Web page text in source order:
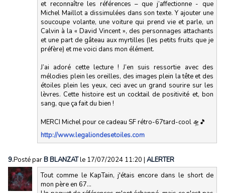
et reconnaître les références – que j’affectionne - que
Michel Maillot a dissimulées dans son texte. Y ajouter une
soucoupe volante, une voiture qui prend vie et parle, un
Calvin à la « David Vincent », des personnages attachants
et une part de gâteau aux myrtilles (les petits fruits que je
préfère) et me voici dans mon élément.
J’ai adoré cette lecture ! J’en suis ressortie avec des
mélodies plein les oreilles, des images plein la tête et des
étoiles plein les yeux, ceci avec un grand sourire sur les
lèvres. Cette histoire est un cocktail de positivité et, bon
sang, que ça fait du bien !
MERCI Michel pour ce cadeau SF rétro-67tard-cool 🛸🎵
http://www.legaliondesetoiles.com
9.Posté parB BLANZATle 17/07/2024 11:20 | ALERTER
Tout comme le KapTain, j'étais encore dans le short de
mon père en 67...